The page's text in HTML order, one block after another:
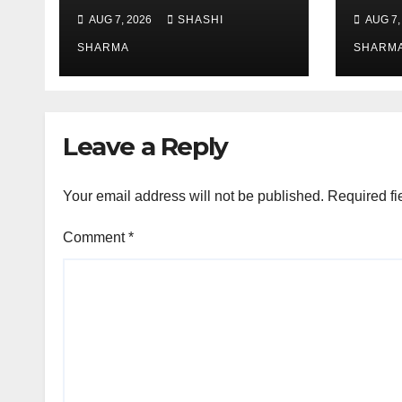
पवित्र गंगाजल लेकर अपने
गंतव्य की ओर हुए रवाना
AUG 7, 2026 SHASHI
SHARMA
भ्रमण,
लिया
AUG
Leave a Reply
Your email address will not be published. Required
Comment*